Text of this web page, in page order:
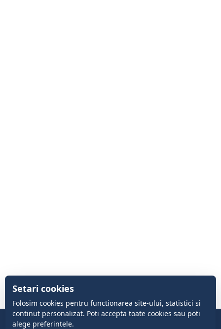
Setari cookies
Folosim cookies pentru functionarea site-ului, statistici si
continut personalizat. Poti accepta toate cookies sau poti
alege preferintele.